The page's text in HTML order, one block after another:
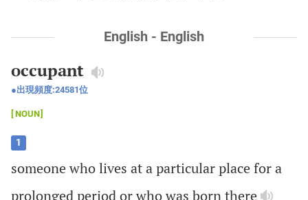
English - English
occupant
出現頻度:24581位
NOUN
1
someone wholives ataparticularplace fora
prolonged period orwhowas born there